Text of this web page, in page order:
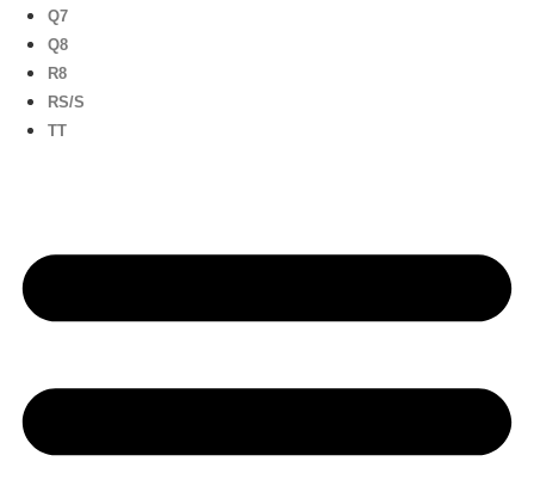
Q7
Q8
R8
RS/S
TT